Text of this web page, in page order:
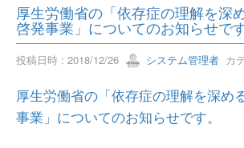
厚生労働省の「依存症の理解を深
啓発事業」についてのお知らせで
投稿日時 : 2018/12/26 システム管理者 カ
厚生労働省の「依存症の理解を深め
事業」についてのお知らせです。